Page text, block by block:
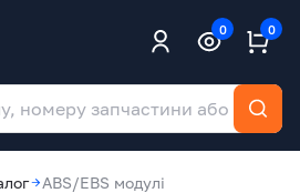
0 0
ABS/EBS модулі